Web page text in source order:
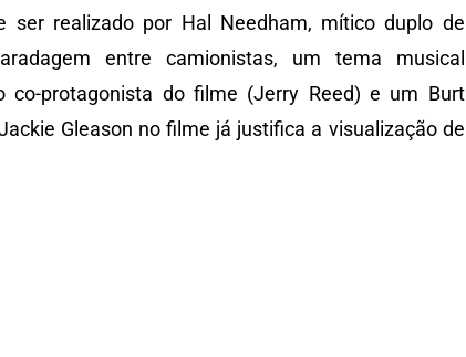
ser realizado por Hal Needham, mítico duplo de
entre camionistas, um tema musical
protagonista do filme (Jerry Reed) e um Burt
Gleason no filme já justifica a visualização de